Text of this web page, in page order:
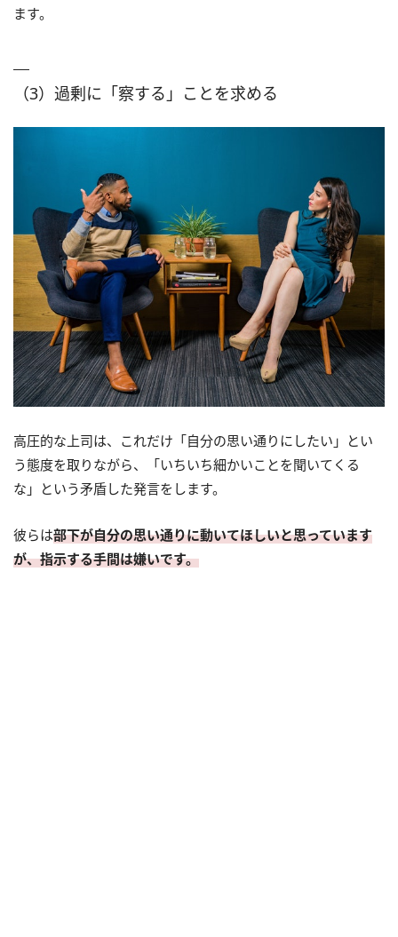
ます。
（3）過剰に「察する」ことを求める
高圧的な上司は、これだけ「自分の思い通りにしたい」とい
う態度を取りながら、「いちいち細かいことを聞いてくる
な」という矛盾した発言をします。
彼らは部下が自分の思い通りに動いてほしいと思っています
が、指示する手間は嫌いです。